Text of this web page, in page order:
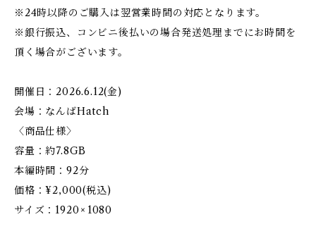
※24時以降のご購入は翌営業時間の対応となります。
※銀行振込、コンビニ後払いの場合発送処理までにお時間を
頂く場合がございます。
開催日：2026.6.12(金)
会場：なんばHatch
〈商品仕様〉
容量：約7.8GB
本編時間：92分
価格：¥2,000(税込)
サイズ：1920 × 1080